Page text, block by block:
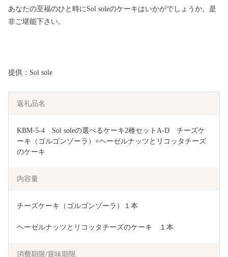
あなたの至福のひと時にSol soleのケーキはいかがでしょうか。是
非ご堪能下さい。
提供：Sol sole
返礼品名
KBM-5-4　Sol soleの選べるケーキ2種セットA-D　チーズケ
ーキ（ゴルゴンゾーラ）×ヘーゼルナッツとリコッタチーズ
のケーキ
内容量
チーズケーキ（ゴルゴンゾーラ）１本
ヘーゼルナッツとリコッタチーズのケーキ　１本
消費期限/賞味期限